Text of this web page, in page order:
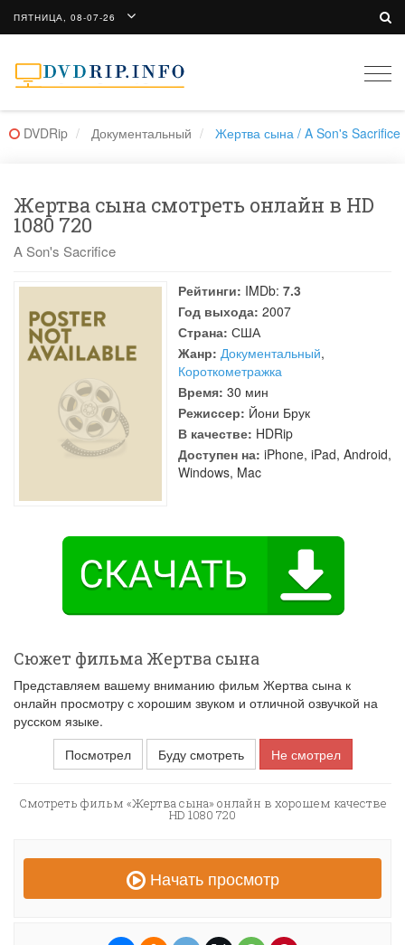
ПЯТНИЦА, 08-07-26
DVDRip Документальный Жертва сына / A Son's Sacrifice
Жертва сына смотреть онлайн в HD
1080 720
A Son's Sacrifice
Рейтинги: IMDb: 7.3
Год выхода: 2007
Страна: США
Жанр: Документальный,
Короткометражка
Время: 30 мин
Режиссер: Йони Брук
В качестве: HDRip
Доступен на: iPhone, iPad, Android,
Windows, Mac
Сюжет фильма Жертва сына
Представляем вашему вниманию фильм Жертва сына к
онлайн просмотру с хорошим звуком и отличной озвучкой на
русском языке.
Посмотрел
Буду смотреть Не смотрел
Смотреть фильм «Жертва сына» онлайн в хорошем качестве
HD 1080 720
Начать просмотр